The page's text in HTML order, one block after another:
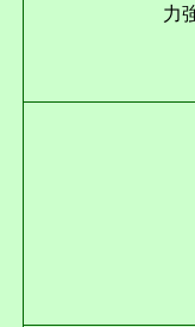
力